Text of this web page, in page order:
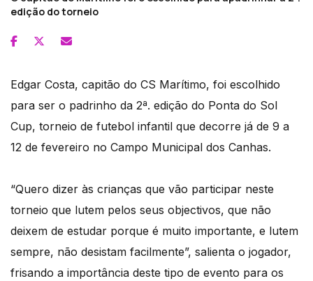
edição do torneio
Edgar Costa, capitão do CS Marítimo, foi escolhido
para ser o padrinho da 2ª. edição do Ponta do Sol
Cup, torneio de futebol infantil que decorre já de 9 a
12 de fevereiro no Campo Municipal dos Canhas.
“Quero dizer às crianças que vão participar neste
torneio que lutem pelos seus objectivos, que não
deixem de estudar porque é muito importante, e lutem
sempre, não desistam facilmente”, salienta o jogador,
frisando a importância deste tipo de evento para os